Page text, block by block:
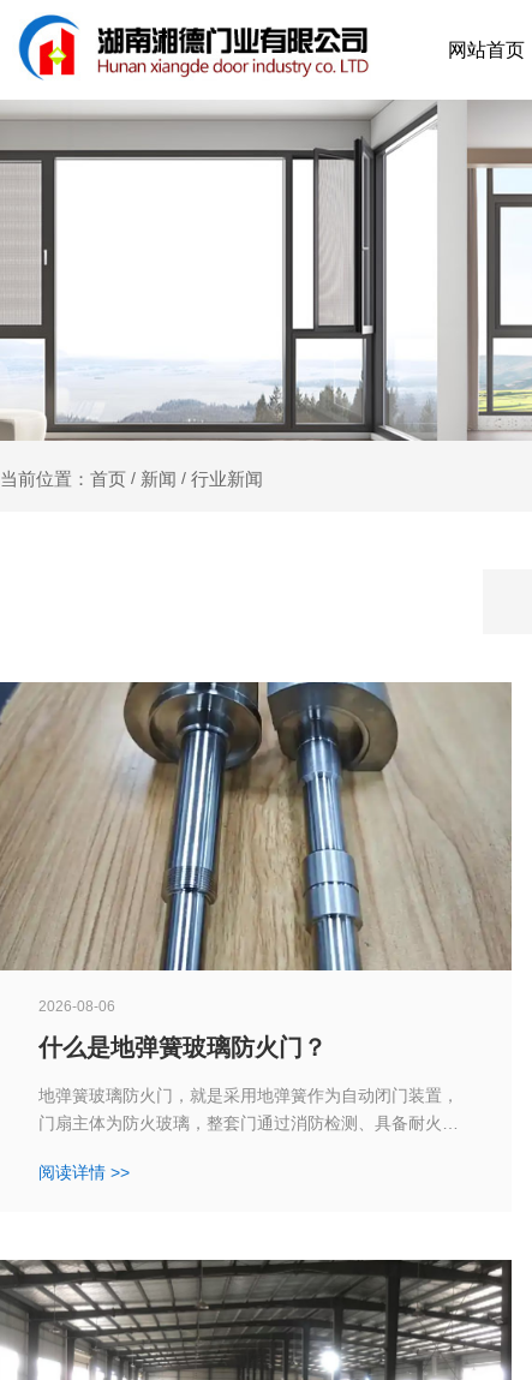
网站首页
当前位置：首页 / 新闻 / 行业新闻
2026-08-06
什么是地弹簧玻璃防火门？
地弹簧玻璃防火门，就是采用地弹簧作为自动闭门装置，
门扇主体为防火玻璃，整套门通过消防检测、具备耐火隔
阅读详情 >>